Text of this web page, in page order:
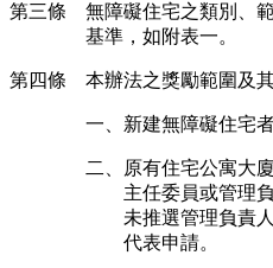
第三條 無障礙住宅之類別、
基準，如附表一。
第四條 本辦法之獎勵範圍及其
一、新建無障礙住宅
二、原有住宅公寓大
主任委員或管理
未推選管理負責
代表申請。